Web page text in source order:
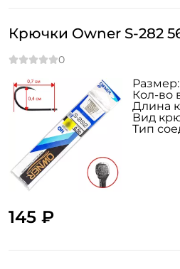
Крючки Owner S-282
145 ₽
Размер:
Кол-во
Длина
Вид
Тип